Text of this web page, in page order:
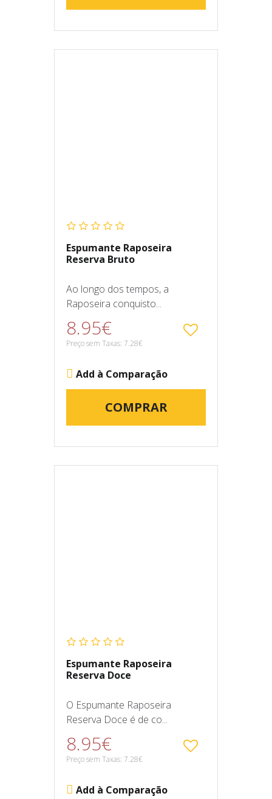
Espumante Raposeira
Reserva Bruto
Ao longo dos tempos, a
Raposeira conquisto...
8.95€
Preço sem Taxas: 7.28€
Add à Comparação
COMPRAR
Espumante Raposeira
Reserva Doce
O Espumante Raposeira
Reserva Doce é de co...
8.95€
Preço sem Taxas: 7.28€
Add à Comparação